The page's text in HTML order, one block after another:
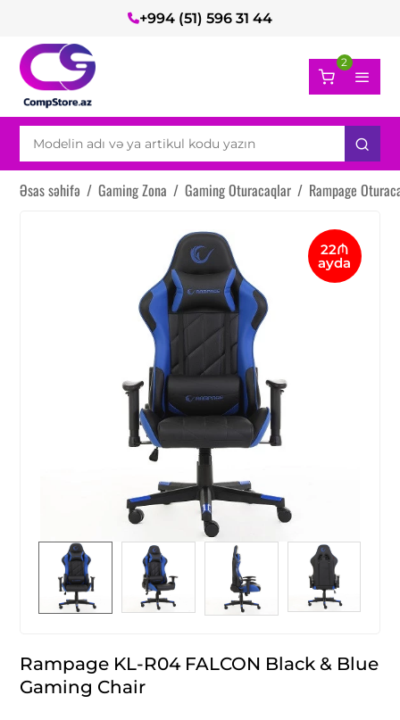
+994 (51) 596 31 44
2
Əsas səhifə / Gaming Zona / Gaming Oturacaqlar / Rampage
22₼
ayda
Rampage KL-R04 FALCON Black & Blue
Gaming Chair